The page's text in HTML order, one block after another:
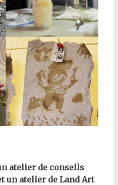
atelier de conseils
un atelier de Land Art